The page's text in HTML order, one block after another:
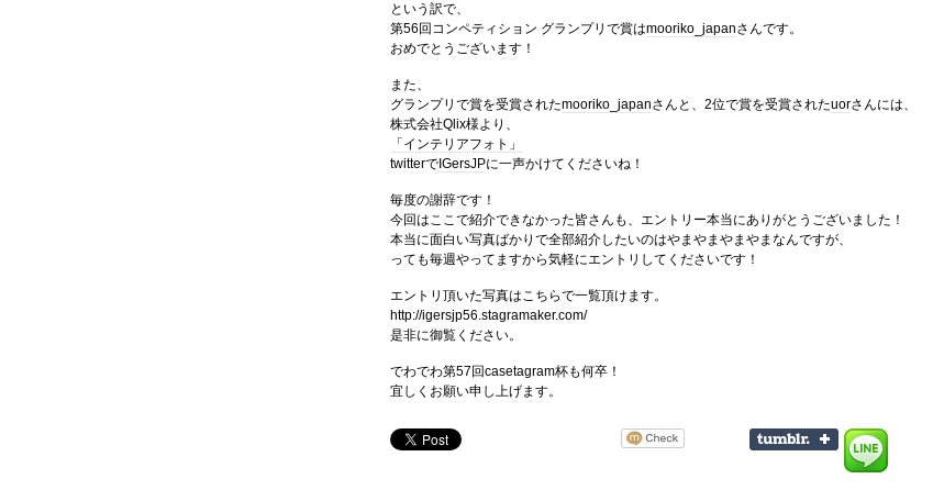
という訳で、
第56回コンペティション グランプリで賞はmooriko_japanさんです。
おめでとうございます！
また、
グランプリで賞を受賞されたmooriko_japanさんと、2位で賞を受賞されたuorさんには、
株式会社Qlix様より、
「インテリアフォト」
twitterでIGersJPに一声かけてくださいね！
毎度の謝辞です！
今回はここで紹介できなかった皆さんも、エントリー本当にありがとうございました！
本当に面白い写真ばかりで全部紹介したいのはやまやまやまやまなんですが、
っても毎週やってますから気軽にエントリしてくださいです！
エントリ頂いた写真はこちらで一覧頂けます。
http://igersjp56.stagramaker.com/
是非に御覧ください。
でわでわ第57回casetagram杯も何卒！
宜しくお願い申し上げます。